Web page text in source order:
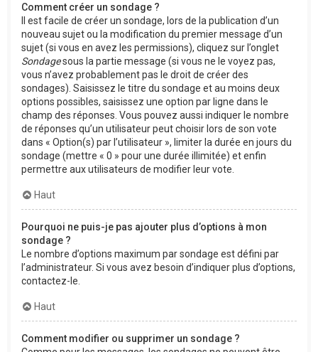
Comment créer un sondage ?
Il est facile de créer un sondage, lors de la publication d’un
nouveau sujet ou la modification du premier message d’un
sujet (si vous en avez les permissions), cliquez sur l’onglet
Sondagesous la partie message (si vous ne le voyez pas,
vous n’avez probablement pas le droit de créer des
sondages). Saisissez le titre du sondage et au moins deux
options possibles, saisissez une option par ligne dans le
champ des réponses. Vous pouvez aussi indiquer le nombre
de réponses qu’un utilisateur peut choisir lors de son vote
dans « Option(s) par l’utilisateur », limiter la durée en jours du
sondage (mettre « 0 » pour une durée illimitée) et enfin
permettre aux utilisateurs de modifier leur vote.
Haut
Pourquoi ne puis-je pas ajouter plus d’options à mon
sondage ?
Le nombre d’options maximum par sondage est défini par
l’administrateur. Si vous avez besoin d’indiquer plus d’options,
contactez-le.
Haut
Comment modifier ou supprimer un sondage ?